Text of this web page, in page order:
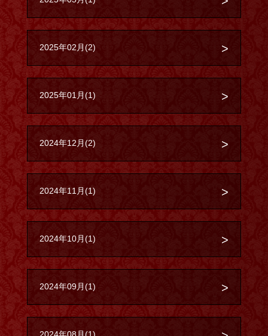
2025年02月(2)
2025年01月(1)
2024年12月(2)
2024年11月(1)
2024年10月(1)
2024年09月(1)